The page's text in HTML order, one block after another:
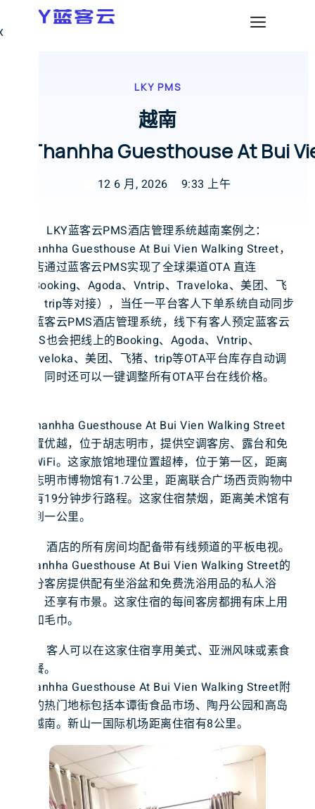
LKY PMS
越南
Thanhha Guesthouse At Bui
12 6 月, 2026 9:33 上午
LKY蓝客云PMS酒店管理系统越南案例之：
Thanhha Guesthouse At Bui Vien Walking Street，
酒店通过蓝客云PMS实现了全球渠道OTA 直连
（Booking、Agoda、Vntrip、Traveloka、美团、飞
猪、trip等对接），当任一平台客人下单系统自动同步
到蓝客云PMS酒店管理系统，线下有客人预定蓝客云
PMS也会把线上的Booking、Agoda、Vntrip、
Traveloka、美团、飞猪、trip等OTA平台库存自动调
整，同时还可以一键调整所有OTA平台在线价格。
Thanhha Guesthouse At Bui Vien Walking Street
位置优越，位于胡志明市，提供空调客房、露台和免
费WiFi。这家旅馆地理位置超棒，位于第一区，距离
胡志明市博物馆有1.7公里，距离联合广场西贡购物中
心有19分钟步行路程。这家住宿禁烟，距离美术馆有
不到一公里。
酒店的所有房间均配备带有线频道的平板电视。
Thanhha Guesthouse At Bui Vien Walking Street的
部分客房提供配有坐浴盆和免费洗浴用品的私人浴
室，还享有市景。这家住宿的每间客房都拥有床上用
品和毛巾。
客人可以在这家住宿享用美式、亚洲风味或素食
早餐。
Thanhha Guesthouse At Bui Vien Walking Street附
近的热门地标包括本谭街食品市场、陶丹公园和高岛
屋越南。新山一国际机场距离住宿有8公里。